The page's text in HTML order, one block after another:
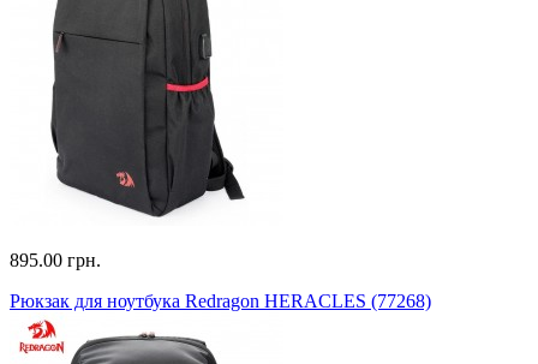
895.00 грн.
Рюкзак для ноутбука Redragon HERACLES (77268)